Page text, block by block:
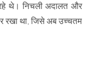
थे। निचली अदालत और
रखा था, जिसे अब उच्चतम